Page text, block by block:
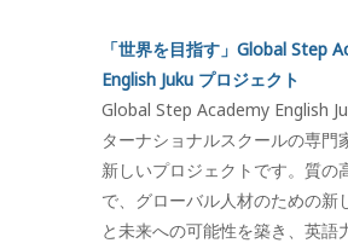
「世界を目指す」Global Step
English Juku プロジェクト
Global Step Academy English
ターナショナルスクールの専門
新しいプロジェクトです。質の
で、グローバル人材のための新
と未来への可能性を築き、英語